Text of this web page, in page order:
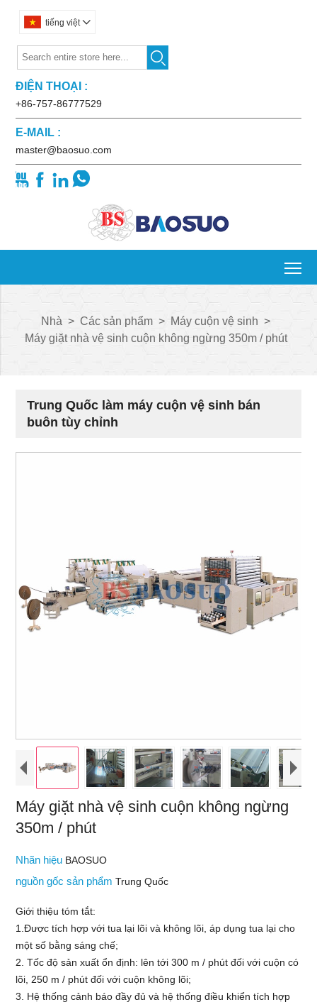
tiếng việt 

ĐIỆN THOẠI :
+86-757-86777529
E-MAIL :
master@baosuo.com
   
Nhà > Các sản phẩm > Máy cuộn vệ sinh >
Máy giặt nhà vệ sinh cuộn không ngừng 350m / phút
Trung Quốc làm máy cuộn vệ sinh bán
buôn tùy chỉnh
Máy giặt nhà vệ sinh cuộn không ngừng
350m / phút
Nhãn hiệu BAOSUO
nguồn gốc sản phẩmTrung Quốc
Giới thiệu tóm tắt:
1.Được tích hợp với tua lại lõi và không lõi, áp dụng tua lại cho
một số bằng sáng chế;
2. Tốc độ sản xuất ổn định: lên tới 300 m / phút đối với cuộn có
lõi, 250 m / phút đối với cuộn không lõi;
3. Hệ thống cảnh báo đầy đủ và hệ thống điều khiển tích hợp